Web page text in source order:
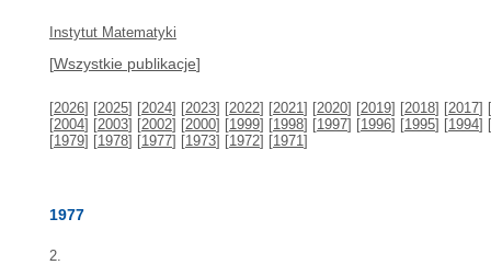
Instytut Matematyki
[Wszystkie publikacje]
[2026] [2025] [2024] [2023] [2022] [2021] [2020] [2019] [2018] [2017] [
[2004] [2003] [2002] [2000] [1999] [1998] [1997] [1996] [1995] [1994] [
[1979] [1978] [1977] [1973] [1972] [1971]
1977
2.